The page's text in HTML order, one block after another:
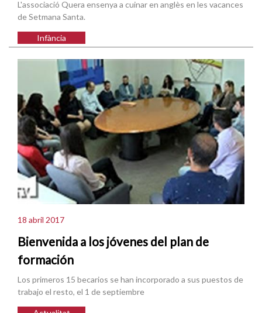
L'associació Quera ensenya a cuinar en anglès en les vacances
de Setmana Santa.
Infància
18 abril 2017
Bienvenida a los jóvenes del plan de
formación
Los primeros 15 becarios se han incorporado a sus puestos de
trabajo el resto, el 1 de septiembre